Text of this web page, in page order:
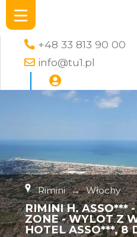
+48 33 813 90 00
info@tu1.pl
Rimini → Włochy
RIMINI H. ASSO***
ZONE - WYLOT Z
HOTEL ASSO***, 8